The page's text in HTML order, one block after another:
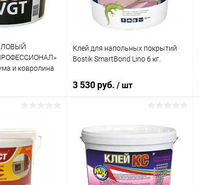
и ковролина
К сравнению
В наличии
Клей для напольных покрытий
Bostik SmartBond Lino 6 кг.
3 530 руб. / шт
В корзину
Купить в 1 клик К сравнению
В избранное В наличии